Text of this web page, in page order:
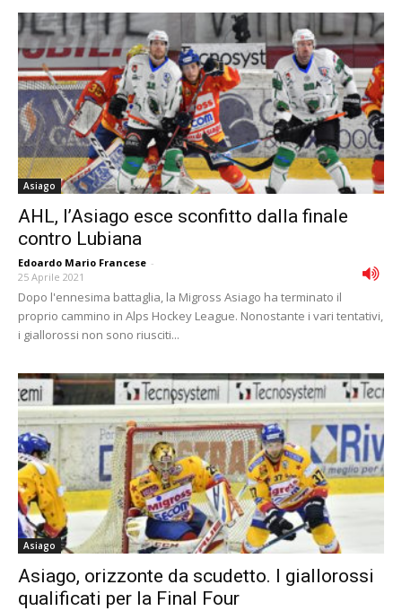
Asiago
AHL, l’Asiago esce sconfitto dalla finale
contro Lubiana
Edoardo Mario Francese -
25 Aprile 2021
Dopo l'ennesima battaglia, la Migross Asiago ha terminato il
proprio cammino in Alps Hockey League. Nonostante i vari tentativi,
i giallorossi non sono riusciti...
Asiago
Asiago, orizzonte da scudetto. I giallorossi
qualificati per la Final Four